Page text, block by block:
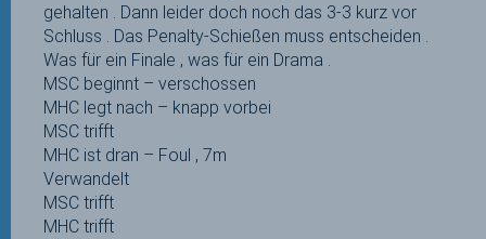
gehalten . Dann leider doch noch das 3-3 kurz vor
Schluss . Das Penalty-Schießen muss entscheiden .
Was für ein Finale , was für ein Drama .
MSC beginnt – verschossen
MHC legt nach – knapp vorbei
MSC trifft
MHC ist dran – Foul , 7m
Verwandelt
MSC trifft
MHC trifft